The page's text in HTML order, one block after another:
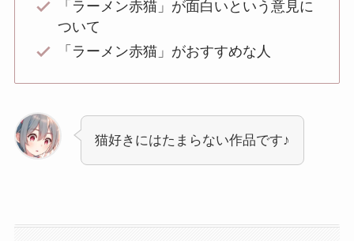
「ラーメン赤猫」が面白いという意見に
ついて
「ラーメン赤猫」がおすすめな人
猫好きにはたまらない作品です♪